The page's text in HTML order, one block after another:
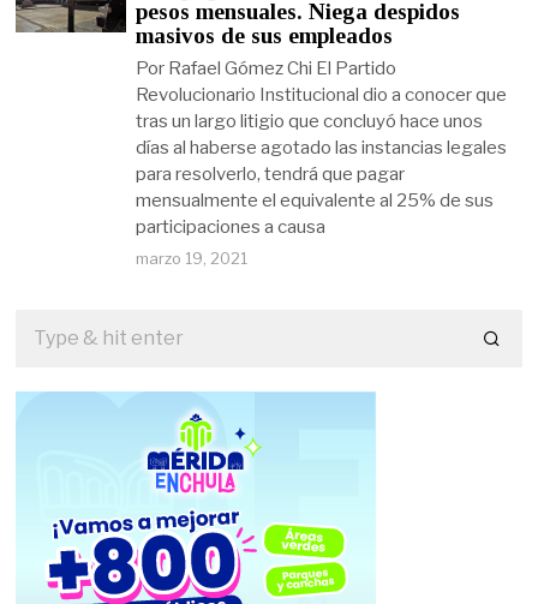
pesos mensuales. Niega despidos
masivos de sus empleados
Por Rafael Gómez Chi El Partido
Revolucionario Institucional dio a conocer que
tras un largo litigio que concluyó hace unos
días al haberse agotado las instancias legales
para resolverlo, tendrá que pagar
mensualmente el equivalente al 25% de sus
participaciones a causa
marzo 19, 2021